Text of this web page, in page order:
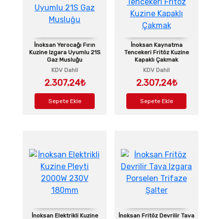
İnoksan Yerocağı Fırın
Kuzine Izgara Uyumlu 21S
Gaz Musluğu
KDV Dahil
2.307,24₺
Sepete Ekle
İnoksan Kaynatma
Tencekeri Fritöz Kuzine
Kapaklı Çakmak
KDV Dahil
2.307,24₺
Sepete Ekle
İnoksan Elektrikli Kuzine
İnoksan Fritöz Devrilir Tava